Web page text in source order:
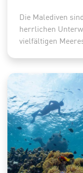
Die Malediven
herrlichen
vielfältigen